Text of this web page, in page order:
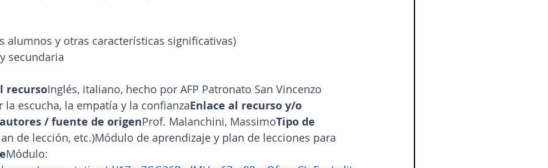
alumnos y otras características significativas)
secundaria
recursoInglés, italiano, hecho por AFP Patronato San Vincenzo
la escucha, la empatía y la confianzaEnlace al recurso y/o
/ fuente de origenProf. Malanchini, MassimoTipo de
de lección, etc.)Módulo de aprendizaje y plan de lecciones para
Módulo: